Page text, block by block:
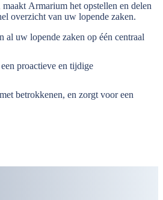
Armarium het opstellen en delen
overzicht van uw lopende zaken.
al uw lopende zaken op één centraal
proactieve en tijdige
betrokkenen, en zorgt voor een